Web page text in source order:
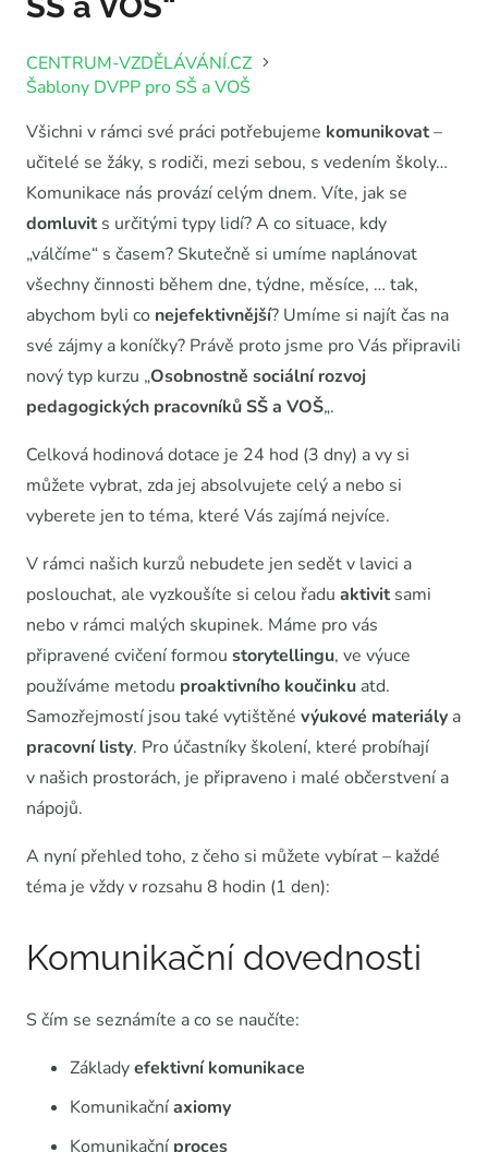
CENTRUM-VZDĚLÁVÁNÍ.CZ
Šablony DVPP pro SŠ a VOŠ
Všichni v rámci své práci potřebujeme komunikovat–
učitelé se žáky, s rodiči, mezi sebou, s vedením školy…
Komunikace nás provází celým dnem. Víte, jak se
domluvits určitými typy lidí? A co situace, kdy
„válčíme“ s časem? Skutečně si umíme naplánovat
všechny činnosti během dne, týdne, měsíce, … tak,
abychom byli co nejefektivnější? Umíme si najít čas na
své zájmy a koníčky? Právě proto jsme pro Vás připravili
nový typ kurzu „Osobnostně sociální rozvoj
pedagogických pracovníků SŠ a VOŠ„.
Celková hodinová dotace je 24 hod (3 dny) a vy si
můžete vybrat, zda jej absolvujete celý a nebo si
vyberete jen to téma, které Vás zajímá nejvíce.
V rámci našich kurzů nebudete jen sedět v lavici a
poslouchat, ale vyzkoušíte si celou řadu aktivitsami
nebo v rámci malých skupinek. Máme pro vás
připravené cvičení formou storytellingu, ve výuce
používáme metodu proaktivního koučinku atd.
Samozřejmostí jsou také vytištěné výukové materiály a
pracovní listy. Pro účastníky školení, které probíhají
v našich prostorách, je připraveno i malé občerstvení a
nápojů.
A nyní přehled toho, z čeho si můžete vybírat – každé
téma je vždy v rozsahu 8 hodin (1 den):
Komunikační dovednosti
S čím se seznámíte a co se naučíte:
Základyefektivní komunikace
Komunikačníaxiomy
Komunikační proces